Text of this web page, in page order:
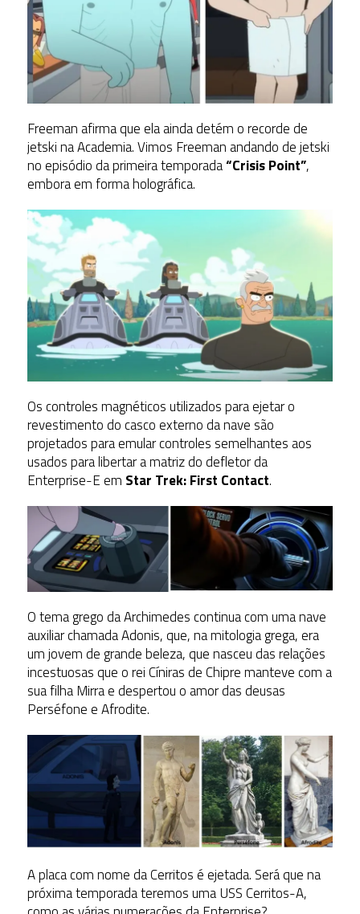
Freeman afirma que ela ainda detém o recorde de
jetski na Academia. Vimos Freeman andando de jetski
no episódio da primeira temporada“Crisis Point”,
embora em forma holográfica.
Os controles magnéticos utilizados para ejetar o
revestimento do casco externo da nave são
projetados para emular controles semelhantes aos
usados para libertar a matriz do defletor da
Enterprise-E em Star Trek: First Contact.
O tema grego da Archimedes continua com uma nave
auxiliar chamada Adonis, que, na mitologia grega, era
um jovem de grande beleza, que nasceu das relações
incestuosas que o rei Cíniras de Chipre manteve com a
sua filha Mirra e despertou o amor das deusas
Perséfone e Afrodite.
A placa com nome da Cerritos é ejetada. Será que na
próxima temporada teremos uma USS Cerritos-A,